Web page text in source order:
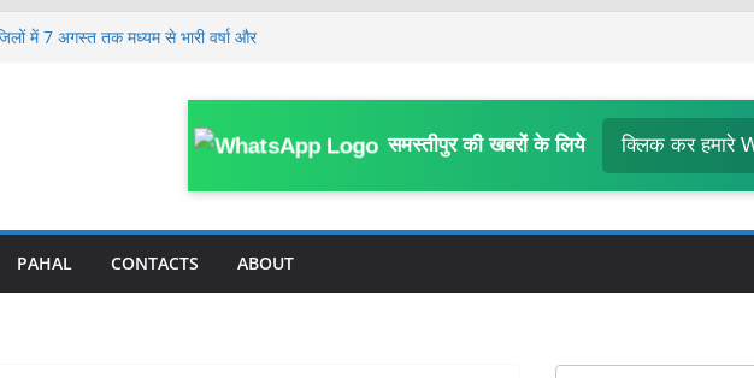
पर FIR; काम में बाधा, आउटसोर्सिंग कर्मियों से
समस्तीपुर की खबरों के लिये क्लिक कर हमारे
PAHAL CONTACTS ABOUT